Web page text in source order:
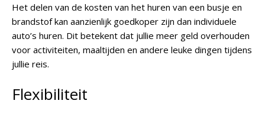
Het delen van de kosten van het huren van een busje en
brandstof kan aanzienlijk goedkoper zijn dan individuele
auto’s huren. Dit betekent dat jullie meer geld overhouden
voor activiteiten, maaltijden en andere leuke dingen tijdens
jullie reis.
Flexibiliteit